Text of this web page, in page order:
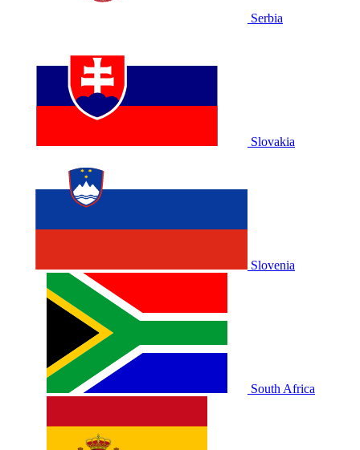
Serbia
Slovakia
Slovenia
South Africa